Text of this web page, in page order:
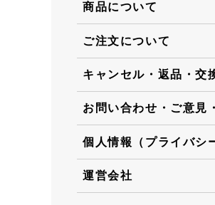
商品について
ご注文について
キャンセル・返品・交
お問い合わせ・ご意見
個人情報（プライバシ
運営会社